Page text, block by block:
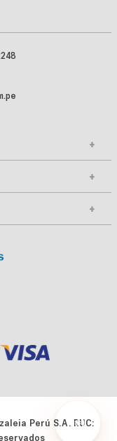
+
+
+
Perú S.A. RUC: